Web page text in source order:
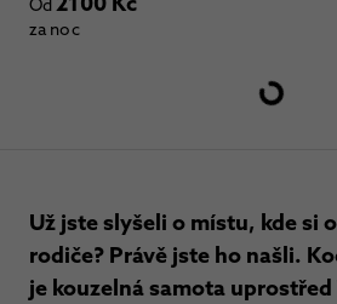
Od
za noc
Už jste slyšeli o místu, kde si
rodiče? Právě jste ho našli.
je kouzelná samota